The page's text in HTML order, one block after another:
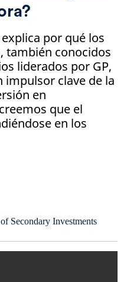
por qué los
también conocidos
liderados por GP,
impulsor clave de la
en
que el
en los